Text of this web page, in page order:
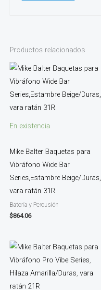
Productos relacionados
En existencia
Mike Balter Baquetas para
Vibráfono Wide Bar
Series,Estambre Beige/Duras,
vara ratán 31R
Batería y Percusión
$864.06